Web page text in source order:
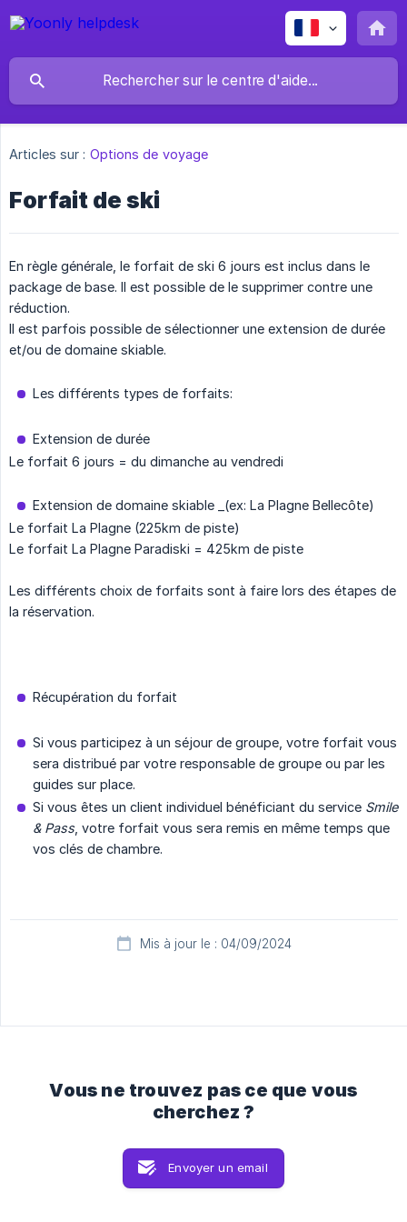
Articles sur : Options de voyage
Forfait de ski
En règle générale, le forfait de ski 6 jours est inclus dans le
package de base. Il est possible de le supprimer contre une
réduction.
Il est parfois possible de sélectionner une extension de durée
et/ou de domaine skiable.
Les différents types de forfaits:
Extension de durée
Le forfait 6 jours = du dimanche au vendredi
Extension de domaine skiable _(ex: La Plagne Bellecôte)
Le forfait La Plagne (225km de piste)
Le forfait La Plagne Paradiski = 425km de piste
Les différents choix de forfaits sont à faire lors des étapes de
la réservation.
Récupération du forfait
Si vous participez à un séjour de groupe, votre forfait vous
sera distribué par votre responsable de groupe ou par les
guides sur place.
Si vous êtes un client individuel bénéficiant du service Smile
& Pass, votre forfait vous sera remis en même temps que
vos clés de chambre.
Mis à jour le : 04/09/2024
Vous ne trouvez pas ce que vous
cherchez ?
Envoyer un email